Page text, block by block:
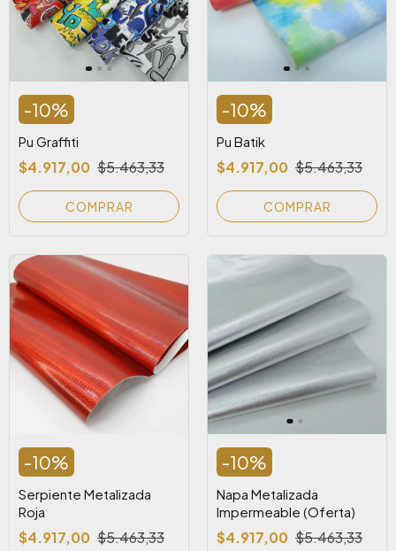
-10%
Pu Graffiti
$4.917,00 $5.463,33
COMPRAR
-10%
Pu Batik
$4.917,00 $5.463,33
COMPRAR
-10%
Serpiente Metalizada
Roja
$4.917,00 $5.463,33
-10%
Napa Metalizada
Impermeable (Oferta)
$4.917,00 $5.463,33